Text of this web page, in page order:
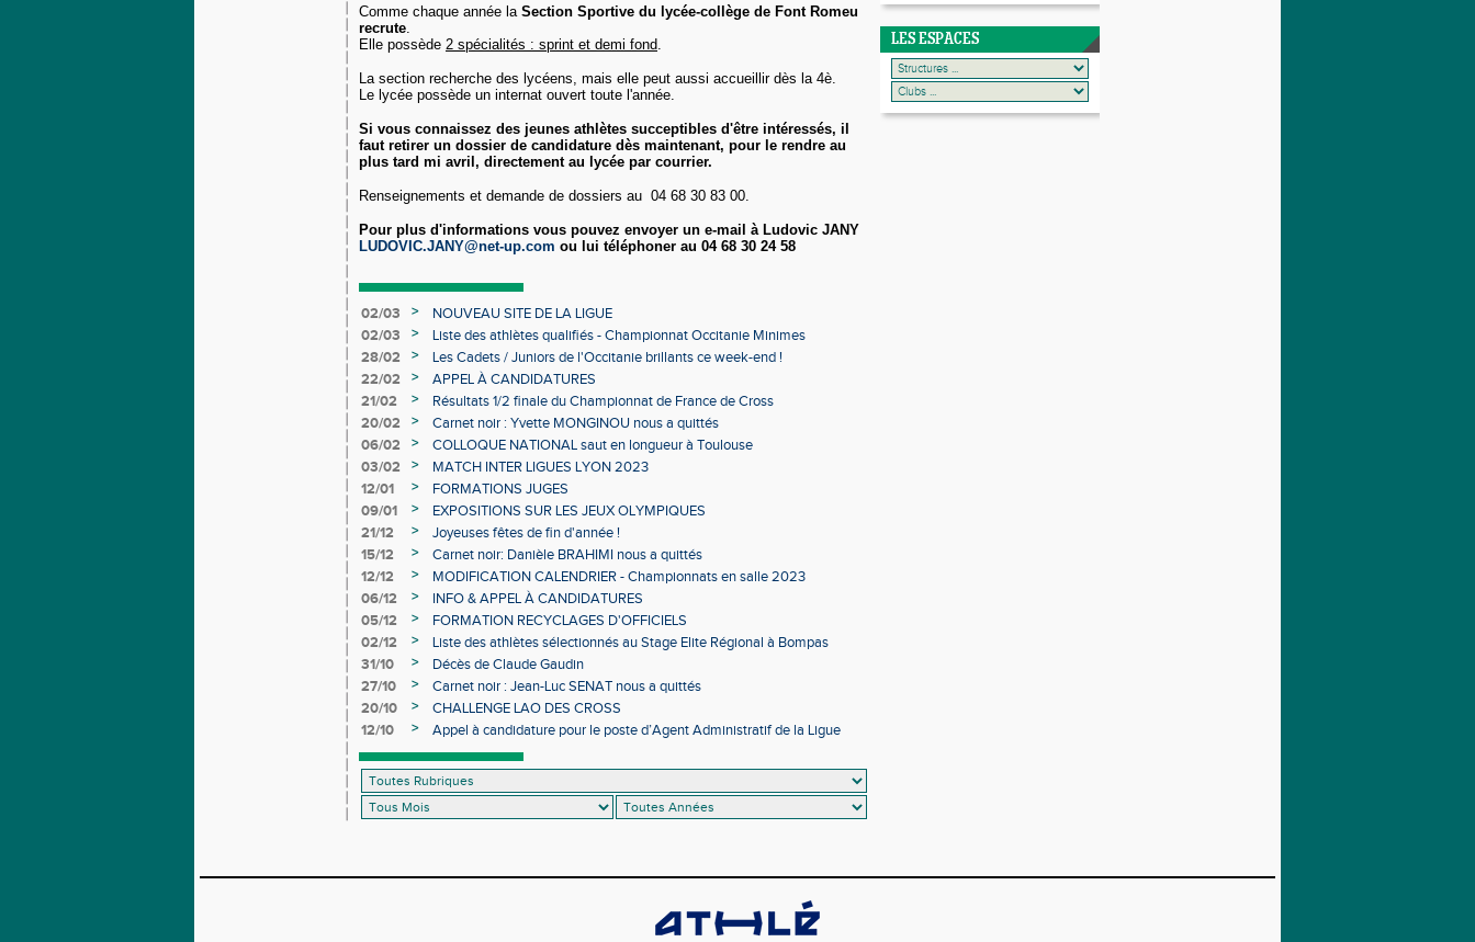
Comme chaque année la Section Sportive du lycée-collège de Font Romeu
recrute.
Elle possède 2 spécialités : sprint et demi fond.
La section recherche des lycéens, mais elle peut aussi accueillir dès la 4è.
Le lycée possède un internat ouvert toute l'année.
Si vous connaissez des jeunes athlètes succeptibles d'être intéressés, il
faut retirer un dossier de candidature dès maintenant, pour le rendre au
plus tard mi avril, directement au lycée par courrier.
Renseignements et demande de dossiers au 04 68 30 83 00.
Pour plus d'informations vous pouvez envoyer un e-mail à Ludovic JANY
LUDOVIC.JANY@net-up.com ou lui téléphoner au 04 68 30 24 58
02/03 >
NOUVEAU SITE DE LA LIGUE
02/03
>
Liste des athlètes qualifiés - Championnat Occitanie Minimes
Individuels en salle
28/02 >
Les Cadets / Juniors de l'Occitanie brillants ce week-end !
22/02
>
APPEL À CANDIDATURES
21/02
>
Résultats 1/2 finale du Championnat de France de Cross
20/02
>
Carnet noir : Yvette MONGINOU nous a quittés
06/02
>
COLLOQUE NATIONAL saut en longueur à Toulouse
03/02
>
MATCH INTER LIGUES LYON 2023
12/01
>
FORMATIONS JUGES
09/01
>
EXPOSITIONS SUR LES JEUX OLYMPIQUES
21/12
>
Joyeuses fêtes de fin d'année !
15/12
>
Carnet noir: Danièle BRAHIMI nous a quittés
12/12
>
MODIFICATION CALENDRIER - Championnats en salle 2023
06/12
>
INFO & APPEL À CANDIDATURES
05/12
>
FORMATION RECYCLAGES D'OFFICIELS
02/12
>
Liste des athlètes sélectionnés au Stage Elite Régional à Bompas
31/10
>
Décès de Claude Gaudin
27/10
>
Carnet noir : Jean-Luc SENAT nous a quittés
20/10
>
CHALLENGE LAO DES CROSS
12/10
>
Appel à candidature pour le poste d’Agent Administratif de la Ligue
LES ESPACES